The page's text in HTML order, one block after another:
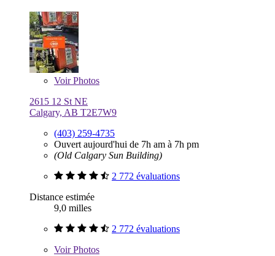
VoirPhotos
2615 12 St NE
Calgary, AB T2E7W9
(403) 259-4735
Ouvert aujourd'hui de 7h am à 7h pm
(Old Calgary Sun Building)
2 772 évaluations
Distance estimée
9,0 milles
2 772 évaluations
VoirPhotos